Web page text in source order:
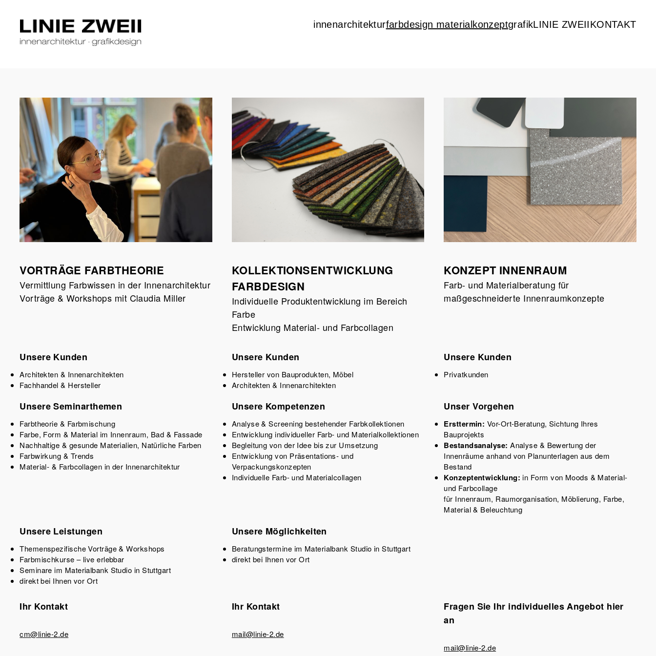
innenarchitekturfarbdesign materialkonzeptgrafikLINIE ZWEIIKONTAKT
VORTRÄGE FARBTHEORIE
Vermittlung Farbwissen in der Innenarchitektur
Vorträge & Workshops mit Claudia Miller
KOLLEKTIONSENTWICKLUNG
FARBDESIGN
Individuelle Produktentwicklung im Bereich
Farbe
Entwicklung Material- und Farbcollagen
KONZEPT INNENRAUM
Farb- und Materialberatung für
maßgeschneiderte Innenraumkonzepte
Unsere Kunden
Architekten & Innenarchitekten
Fachhandel & Hersteller
Unsere Kunden
Hersteller von Bauprodukten, Möbel
Architekten & Innenarchitekten
Unsere Kunden
Privatkunden
Unsere Seminarthemen
Farbtheorie & Farbmischung
Farbe, Form & Material im Innenraum, Bad & Fassade
Nachhaltige & gesunde Materialien, Natürliche Farben
Farbwirkung & Trends
Material- & Farbcollagen in der Innenarchitektur
Unsere Kompetenzen
Analyse & Screening bestehender Farbkollektionen
Entwicklung individueller Farb- und Materialkollektionen
Begleitung von der Idee bis zur Umsetzung
Entwicklung von Präsentations- und
Verpackungskonzepten
Individuelle Farb- und Materialcollagen
Unser Vorgehen
Ersttermin: Vor-Ort-Beratung, Sichtung Ihres
Bauprojekts
Bestandsanalyse:Analyse & Bewertung der
Innenräume anhand von Planunterlagen aus dem
Bestand
Konzeptentwicklung: in Form von Moods & Material-
und Farbcollage
für Innenraum, Raumorganisation, Möblierung, Farbe,
Material & Beleuchtung
Unsere Leistungen
Themenspezifische Vorträge & Workshops
Farbmischkurse – live erlebbar
Seminare im Materialbank Studio in Stuttgart
direkt bei Ihnen vor Ort
Unsere Möglichkeiten
Beratungstermine im Materialbank Studio in Stuttgart
direkt bei Ihnen vor Ort
Ihr Kontakt
cm@linie-2.de
Ihr Kontakt
mail@linie-2.de
Fragen Sie Ihr individuelles Angebot hier
an
mail@linie-2.de